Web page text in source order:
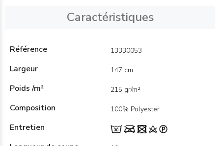
Caractéristiques
Référence 13330053
Largeur 147 cm
Poids /m² 215 gr/m²
Composition 100% Polyester
Entretien